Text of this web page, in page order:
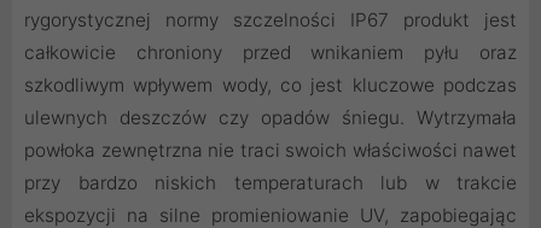
rygorystycznej normy szczelności IP67 produkt jest
całkowicie chroniony przed wnikaniem pyłu oraz
szkodliwym wpływem wody, co jest kluczowe podczas
ulewnych deszczów czy opadów śniegu. Wytrzymała
powłoka zewnętrzna nie traci swoich właściwości nawet
przy bardzo niskich temperaturach lub w trakcie
ekspozycji na silne promieniowanie UV, zapobiegając